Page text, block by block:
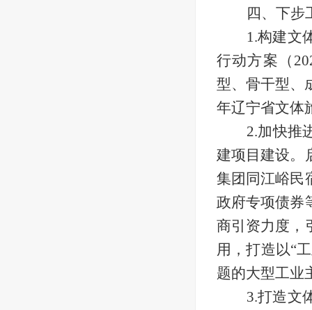
四、下步
1.构建文
行动方案（
型、骨干型、
年辽宁省文体
2.加快推
建项目建设。
集团同江峪民
政府专项债券
商引资力度，
用，打造以“
题的大型工业
3.打造文